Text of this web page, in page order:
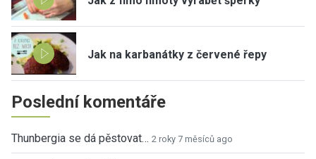
Jak na karbanátky z červené řepy
Poslední komentáře
Thunbergia se dá pěstovat… 2 roky 7 měsíců ago